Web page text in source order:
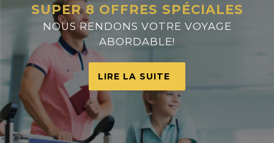
SUPER 8 OFFRES SPÉCIALES
NOUS RENDONS VOTRE VOYAGE
ABORDABLE!
LIRE LA SUITE